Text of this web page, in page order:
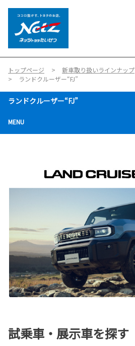
トップページ
新車取り扱いラインナップ
ランドクルーザー“FJ”
ランドクルーザー“FJ”
MENU
試乗車・展示車を探す